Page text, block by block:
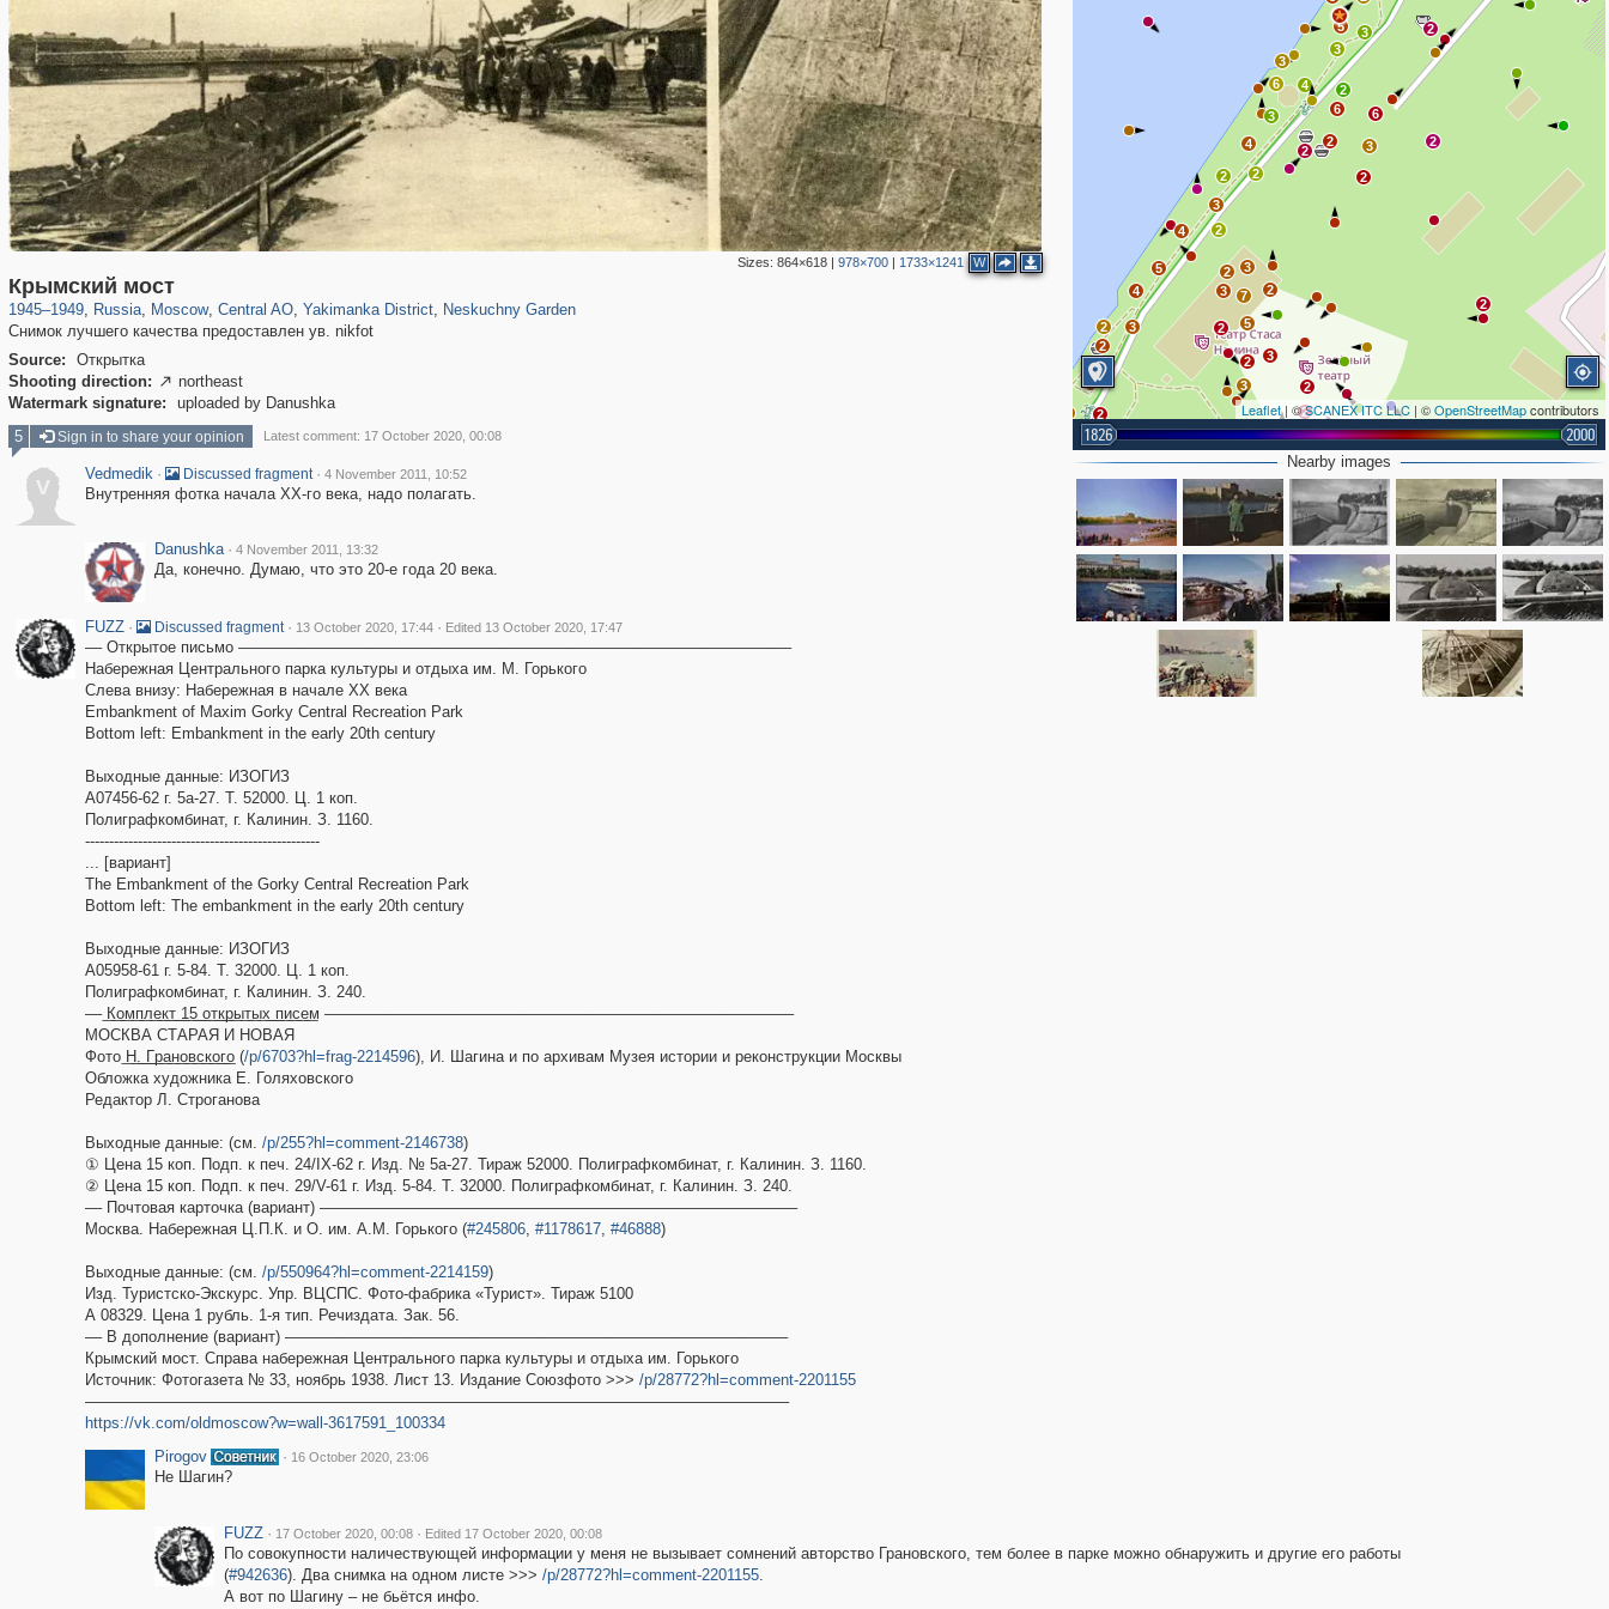
Sizes: 864×618| 978×700| 1733×1241 W
Крымский мост
1945–1949, Russia
1,407,366
, Moscow
319,882 8,286
, Central AO
160,021
, Yakimanka District, Neskuchny Garden
Снимок лучшего качества предоставлен ув. nikfot
Source:
Открытка
Shooting direction:  northeast
Watermark signature:
uploaded by Danushka
2 2
4
3
4
6
3
6
2
3
5 3 2
6
2
2
3
2
2
2
2
2
3
2
3
4
2
3
3 7
2 5
2 3
2
3
2
2
3
4
5
4
2
2
Leaflet| ©SCANEX ITC LLC | ©OpenStreetMapcontributors
1826 2000
Nearby images
5 Sign in to share your opinion Latest comment: 17 October 2020, 00:08
V
Vedmedik · Discussed fragment · 4 November 2011, 10:52
Внутренняя фотка начала ХХ-го века, надо полагать.
Danushka · 4 November 2011, 13:32
Да, конечно. Думаю, что это 20-е года 20 века.
FUZZ · Discussed fragment · 13 October 2020, 17:44 · Edited 13 October 2020, 17:47
–– Открытое письмо ––––––––––––––––––––––––––––––––––––––––––––––––––––––––––––––––––
Набережная Центрального парка культуры и отдыха им. М. Горького
Слева внизу: Набережная в начале XX века
Embankment of Maxim Gorky Central Recreation Park
Bottom left: Embankment in the early 20th century
Выходные данные: ИЗОГИЗ
А07456-62 г. 5а-27. Т. 52000. Ц. 1 коп.
Полиграфкомбинат, г. Калинин. З. 1160.
-------------------------------------------------
... [вариант]
The Embankment of the Gorky Central Recreation Park
Bottom left: The embankment in the early 20th century
Выходные данные: ИЗОГИЗ
А05958-61 г. 5-84. Т. 32000. Ц. 1 коп.
Полиграфкомбинат, г. Калинин. З. 240.
–– ͟К͟о͟м͟п͟л͟е͟к͟т͟ ͟1͟5͟ ͟о͟т͟к͟р͟ы͟т͟ы͟х͟ ͟п͟и͟с͟е͟м ––––––––––––––––––––––––––––––––––––––––––––––––––––––––
МОСКВА СТАРАЯ И НОВАЯ
Фото ͟Н͟.͟ ͟Г͟р͟а͟н͟о͟в͟с͟к͟о͟г͟о (/p/6703?hl=frag-2214596), И. Шагина и по архивам Музея истории и реконструкции Москвы
Обложка художника Е. Голяховского
Редактор Л. Строганова
Выходные данные: (см. /p/255?hl=comment-2146738)
① Цена 15 коп. Подп. к печ. 24/IX-62 г. Изд. № 5а-27. Тираж 52000. Полиграфкомбинат, г. Калинин. З. 1160.
② Цена 15 коп. Подп. к печ. 29/V-61 г. Изд. 5-84. Т. 32000. Полиграфкомбинат, г. Калинин. З. 240.
–– Почтовая карточка (вариант) –––––––––––––––––––––––––––––––––––––––––––––––––––––––––
Москва. Набережная Ц.П.К. и О. им. А.М. Горького (#245806, #1178617, #46888)
Выходные данные: (см. /p/550964?hl=comment-2214159)
Изд. Туристско-Экскурс. Упр. ВЦСПС. Фото-фабрика «Турист». Тираж 5100
А 08329. Цена 1 рубль. 1-я тип. Речиздата. Зак. 56.
–– В дополнение (вариант) ––––––––––––––––––––––––––––––––––––––––––––––––––––––––––––
Крымский мост. Справа набережная Центрального парка культуры и отдыха им. Горького
Источник: Фотогазета № 33, ноябрь 1938. Лист 13. Издание Союзфото >>> /p/28772?hl=comment-2201155
––––––––––––––––––––––––––––––––––––––––––––––––––––––––––––––––––––––––––––––––––––
https://vk.com/oldmoscow?w=wall-3617591_100334
Pirogov
· 16 October 2020, 23:06
Не Шагин?
FUZZ · 17 October 2020, 00:08 · Edited 17 October 2020, 00:08
По совокупности наличествующей информации у меня не вызывает сомнений авторство Грановского, тем более в парке можно обнаружить и другие его работы
(#942636). Два снимка на одном листе >>> /p/28772?hl=comment-2201155.
А вот по Шагину – не бьётся инфо.